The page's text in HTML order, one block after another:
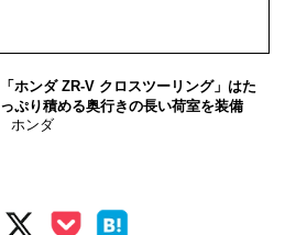
「ホンダ ZR-V クロスツーリング」はた
っぷり積める奥行きの長い荷室を装備
ホンダ